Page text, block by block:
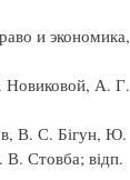
и экономика,
Новиковой, А. Г.
В. С. Бігун, Ю.
Стовба; відп.